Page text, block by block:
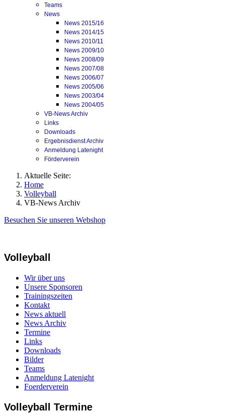
Teams
News
News 2015/16
News 2014/15
News 2010/11
News 2009/10
News 2008/09
News 2007/08
News 2006/07
News 2005/06
News 2003/04
News 2004/05
VB-News Archiv
Links
Downloads
Ergebnisdienst Archiv
Anmeldung Latenight
Förderverein
Aktuelle Seite:
Home
Volleyball
VB-News Archiv
Besuchen Sie unseren Webshop
Volleyball
Wir über uns
Unsere Sponsoren
Trainingszeiten
Kontakt
News aktuell
News Archiv
Termine
Links
Downloads
Bilder
Teams
Anmeldung Latenight
Foerderverein
Volleyball Termine